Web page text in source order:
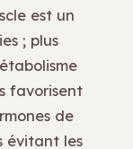
est un
; plus
favorisent
de
évitant les